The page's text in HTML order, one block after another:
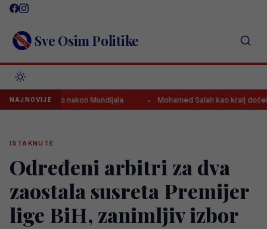
Skip
content Sve Osim Politike
NAJNOVIJE
za klub nakon Mundijala Mohamed Salah kao kralj dočekan u
ISTAKNUTE
Određeni arbitri za dva
zaostala susreta Premijer
lige BiH, zanimljiv izbor